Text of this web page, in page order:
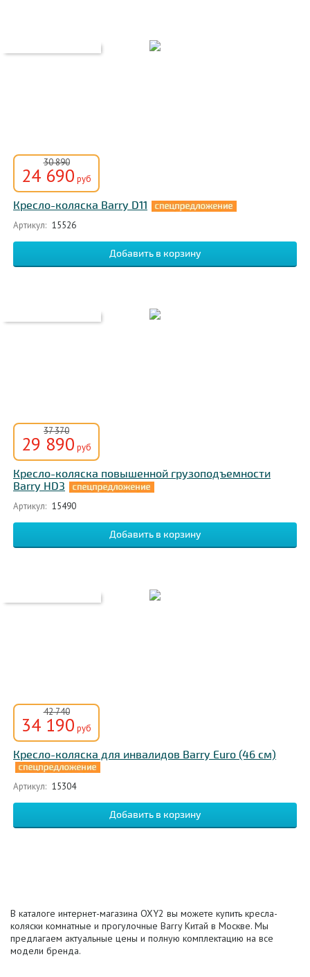
30 890
24 690 руб
Кресло-коляска Barry D11
Артикул: 15526
37 370
29 890 руб
Кресло-коляска повышенной грузоподъемности
Barry HD3
Артикул: 15490
42 740
34 190 руб
Кресло-коляска для инвалидов Barry Euro (46 см)
Артикул: 15304
В каталоге интернет-магазина OXY2 вы можете купить кресла-
коляски комнатные и прогулочные Barry Китай в Москве. Мы
предлагаем актуальные цены и полную комплектацию на все
модели бренда.